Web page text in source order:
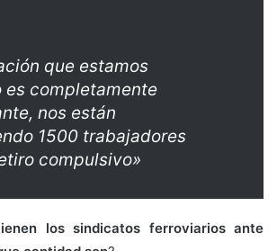
que estamos
es completamente
nos están
1500 trabajadores
compulsivo»
los sindicatos ferroviarios ante